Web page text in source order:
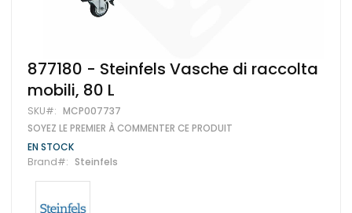
Skip
to
the
beginning
of
the
images
gallery
877180 - Steinfels Vasche di raccolta
mobili, 80 L
SKU MCP007737
SOYEZ LE PREMIER À COMMENTER CE PRODUIT
EN STOCK
Brand
Steinfels